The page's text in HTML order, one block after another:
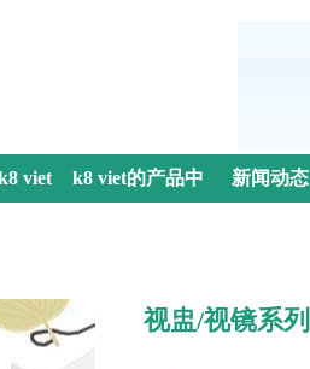
viet k8 viet的产品中 新闻动态
视盅/视镜系列